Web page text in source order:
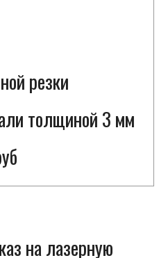
резки
толщиной 3 мм
на лазерную